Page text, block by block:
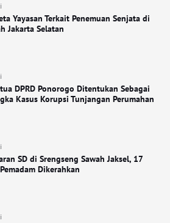
Yayasan Terkait Penemuan Senjata di
Jakarta Selatan
DPRD Ponorogo Ditentukan Sebagai
Kasus Korupsi Tunjangan Perumahan
SD di Srengseng Sawah Jaksel, 17
Dikerahkan